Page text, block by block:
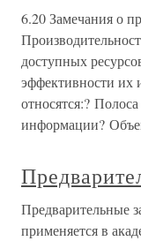
6.20 Замечания о
доступных
эффективности их
относятся:?
информации?
Предварительные
применяется в